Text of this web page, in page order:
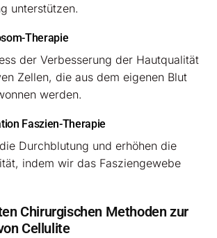
unterstützen.
Therapie
der Verbesserung der Hautqualität
Zellen, die aus dem eigenen Blut
werden.
Faszien-Therapie
Durchblutung und erhöhen die
indem wir das Fasziengewebe
Chirurgischen Methoden zur
Cellulite